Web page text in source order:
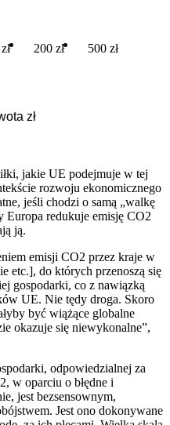
200 zł 500 zł
jakie UE podejmuje w tej
rozwoju ekonomicznego
jeśli chodzi o samą „walkę
Europa redukuje emisję CO2
ją.
emisji CO2 przez kraje w
etc.], do których przenoszą się
gospodarki, co z nawiązką
UE. Nie tędy droga. Skoro
być wiążące globalne
okazuje się niewykonalne”,
odpowiedzialnej za
w oparciu o błędne i
jest bezsensownym,
Jest ono dokonywane